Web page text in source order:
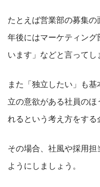
たとえば営業部の募集
年後にはマーケティン
います」などと言ってし
また「独立したい」も
立の意欲がある社員のほ
れるという考え方をする
その場合、社風や採用担
ようにしましょう。